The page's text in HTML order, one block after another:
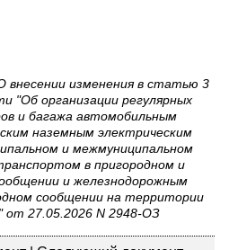
внесении изменения в статью 3
"Об организации регулярных
и багажа автомобильным
наземным электрическим
и межмуниципальном
в пригородном и
и железнодорожным
сообщении на территории
от 27.05.2026 N 2948-ОЗ